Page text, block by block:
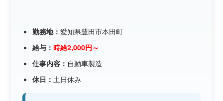
勤務地： 愛知県豊田市本田町
給与： 時給2,000円～
仕事内容： 自動車製造
休日： 土日休み